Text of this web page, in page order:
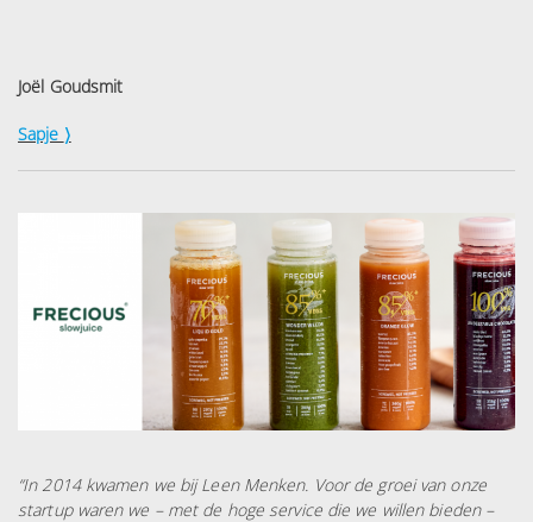
Joël Goudsmit
Sapje 〉
“In 2014 kwamen we bij Leen Menken. Voor de groei van onze
startup waren we – met de hoge service die we willen bieden –